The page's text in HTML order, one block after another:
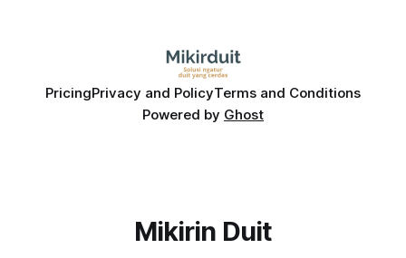
PricingPrivacy and PolicyTerms and Conditions
Powered by Ghost
Mikirin Duit